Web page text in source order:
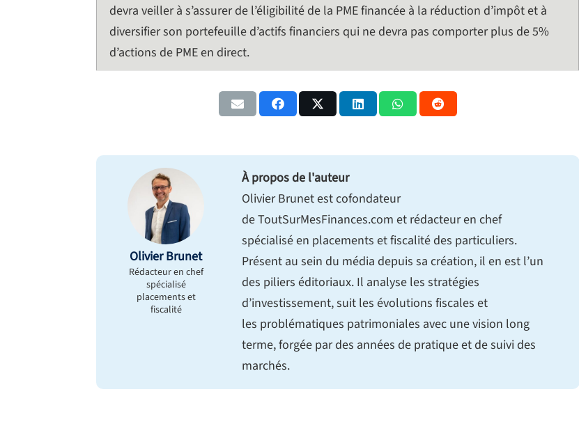
devra veiller à s’assurer de l’éligibilité de la PME financée à la réduction d’impôt et à
diversifier son portefeuille d’actifs financiers qui ne devra pas comporter plus de 5%
d’actions de PME en direct.
Olivier Brunet
Rédacteur en chef
spécialisé
placements et
fiscalité
À propos de l'auteur
Olivier Brunet est cofondateur
de ToutSurMesFinances.com et rédacteur en chef
spécialisé en placements et fiscalité des particuliers.
Présent au sein du média depuis sa création, il en est l’un
des piliers éditoriaux. Il analyse les stratégies
d’investissement, suit les évolutions fiscales et
les problématiques patrimoniales avec une vision long
terme, forgée par des années de pratique et de suivi des
marchés.